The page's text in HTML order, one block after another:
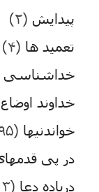
پیدایش (۲)
تعمید ها (۴)
خداشناسی
خداوند
خواندنیها (۲۹۵)
در پی
درباده دعا (۱۳)